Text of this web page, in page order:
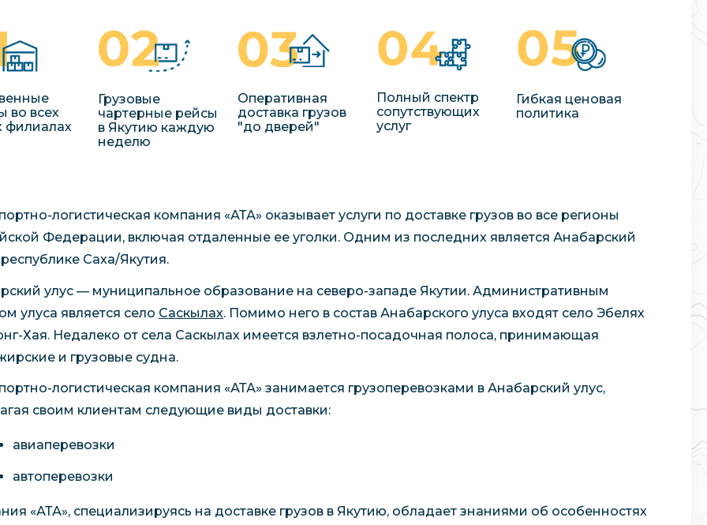
во всех
филиалах
Грузовые
чартерные рейсы
в Якутию каждую
неделю
Оперативная
доставка грузов
"до дверей"
Полный спектр
сопутствующих
услуг
Гибкая ценовая
политика
логистическая компания «АТА» оказывает услуги по доставке грузов во все регионы
Федерации, включая отдаленные ее уголки. Одним из последних является Анабарский
республике Саха/Якутия.
улус — муниципальное образование на северо-западе Якутии. Административным
улуса является село Саскылах. Помимо него в состав Анабарского улуса входят село Эбелях
Хая. Недалеко от села Саскылах имеется взлетно-посадочная полоса, принимающая
и грузовые судна.
логистическая компания «АТА» занимается грузоперевозками в Анабарский улус,
своим клиентам следующие виды доставки:
авиаперевозки
автоперевозки
«АТА», специализируясь на доставке грузов в Якутию, обладает знаниями об особенностях